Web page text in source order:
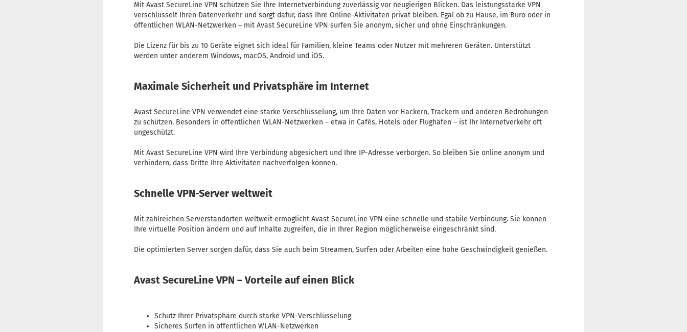
Mit Avast SecureLine VPN schützen Sie Ihre Internetverbindung zuverlässig vor neugierigen Blicken. Das leistungsstarke VPN
verschlüsselt Ihren Datenverkehr und sorgt dafür, dass Ihre Online-Aktivitäten privat bleiben. Egal ob zu Hause, im Büro oder in
öffentlichen WLAN-Netzwerken – mit Avast SecureLine VPN surfen Sie anonym, sicher und ohne Einschränkungen.
Die Lizenz für bis zu 10 Geräte eignet sich ideal für Familien, kleine Teams oder Nutzer mit mehreren Geräten. Unterstützt
werden unter anderem Windows, macOS, Android und iOS.
Maximale Sicherheit und Privatsphäre im Internet
Avast SecureLine VPN verwendet eine starke Verschlüsselung, um Ihre Daten vor Hackern, Trackern und anderen Bedrohungen
zu schützen. Besonders in öffentlichen WLAN-Netzwerken – etwa in Cafés, Hotels oder Flughäfen – ist Ihr Internetverkehr oft
ungeschützt.
Mit Avast SecureLine VPN wird Ihre Verbindung abgesichert und Ihre IP-Adresse verborgen. So bleiben Sie online anonym und
verhindern, dass Dritte Ihre Aktivitäten nachverfolgen können.
Schnelle VPN-Server weltweit
Mit zahlreichen Serverstandorten weltweit ermöglicht Avast SecureLine VPN eine schnelle und stabile Verbindung. Sie können
Ihre virtuelle Position ändern und auf Inhalte zugreifen, die in Ihrer Region möglicherweise eingeschränkt sind.
Die optimierten Server sorgen dafür, dass Sie auch beim Streamen, Surfen oder Arbeiten eine hohe Geschwindigkeit genießen.
Avast SecureLine VPN – Vorteile auf einen Blick
Schutz Ihrer Privatsphäre durch starke VPN-Verschlüsselung
Sicheres Surfen in öffentlichen WLAN-Netzwerken